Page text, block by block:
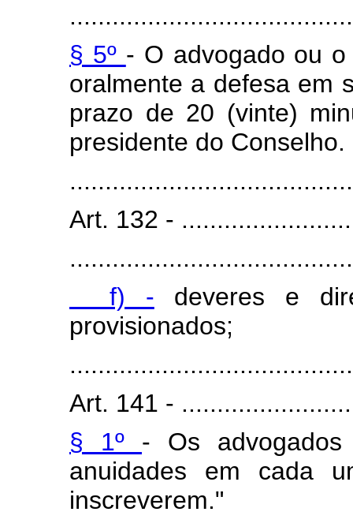
§ 5º - O advogado ou
oralmente a defesa em
prazo de 20 (vinte)
presidente do Conselho.
Art. 132 -
f) - deveres e
provisionados;
Art. 141 -
§ 1º - Os
anuidades em cada
inscreverem."